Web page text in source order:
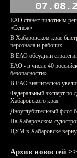
ЕАО станет пилотным
«Сенеж»
В Хабаровском крае
персонала и рабочих
В ЕАО обсудили
ЕАО - в числе 40
безопасности»
В ЕАО значительно
Федеральный эксперт по
Хабаровского края
Дноуглубительный флот
На Хабаровском
ЦУМ в Хабаровске
Архив новостей >>